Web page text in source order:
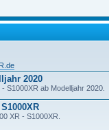
2020
S1000XR ab Modelljahr 2020.
XR - S1000XR.